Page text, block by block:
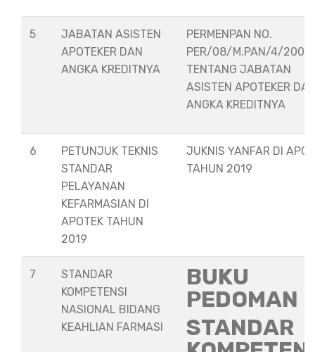
5
JABATAN ASISTEN
APOTEKER DAN
ANGKA KREDITNYA
PERMENPAN NO.
PER/08/M.PAN/4/2008
TENTANG JABATAN
ASISTEN APOTEKER
ANGKA KREDITNYA
6
PETUNJUK TEKNIS
STANDAR
PELAYANAN
KEFARMASIAN DI
APOTEK TAHUN
2019
JUKNIS YANFAR DI
TAHUN 2019
7
STANDAR
KOMPETENSI
NASIONAL BIDANG
KEAHLIAN FARMASI
BUKU
PEDOMAN
STANDAR